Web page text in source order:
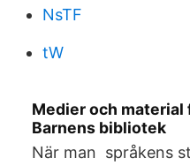
NsTF
tW
Medier och
Barnens bibliotek
När man språkens